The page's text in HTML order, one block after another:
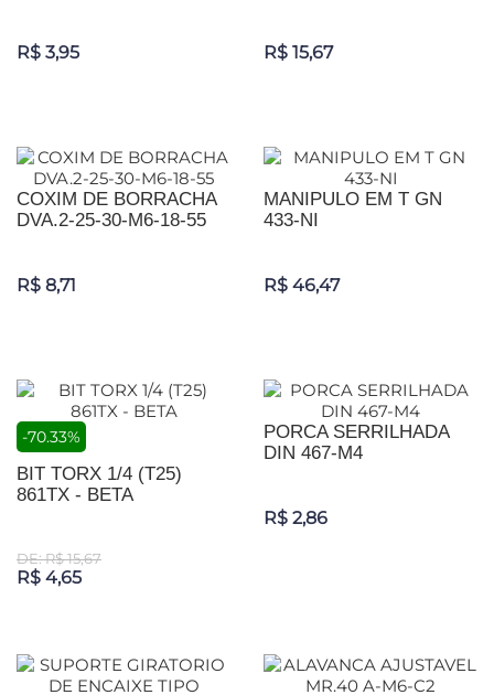
R$ 3,95 R$ 15,67
COXIM DE BORRACHA
DVA.2-25-30-M6-18-55
R$ 8,71
MANIPULO EM T GN
433-NI
R$ 46,47
-70.33%
BIT TORX 1/4 (T25)
861TX - BETA
DE: R$ 15,67
R$ 4,65
PORCA SERRILHADA
DIN 467-M4
R$ 2,86